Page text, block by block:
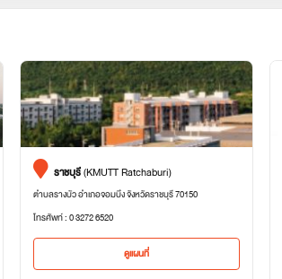
ราชบุรี(KMUTT Ratchaburi)
ตำบลรางบัว อำเภอจอมบึง จังหวัดราชบุรี 70150
โทรศัพท์ : 0 3272 6520
ดูแผนที่